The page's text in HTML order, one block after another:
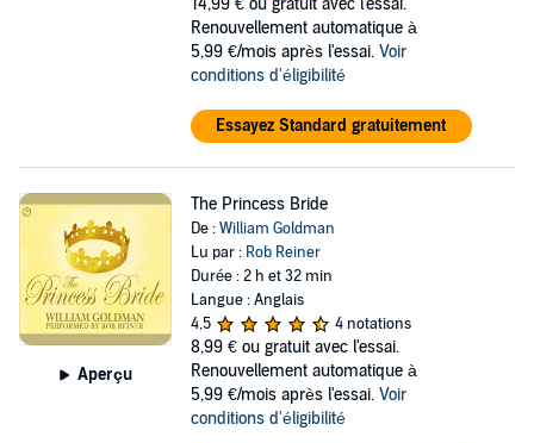
14,99 € ou gratuit avec l'essai.
Renouvellement automatique à
5,99 €/mois après l'essai. Voir
conditions d'éligibilité
Essayez Standard gratuitement
Aperçu
The Princess Bride
De :William Goldman
Lu par : Rob Reiner
Durée : 2 h et 32 min
Langue : Anglais
4,5
4 notations
8,99 € ou gratuit avec l'essai.
Renouvellement automatique à
5,99 €/mois après l'essai. Voir
conditions d'éligibilité